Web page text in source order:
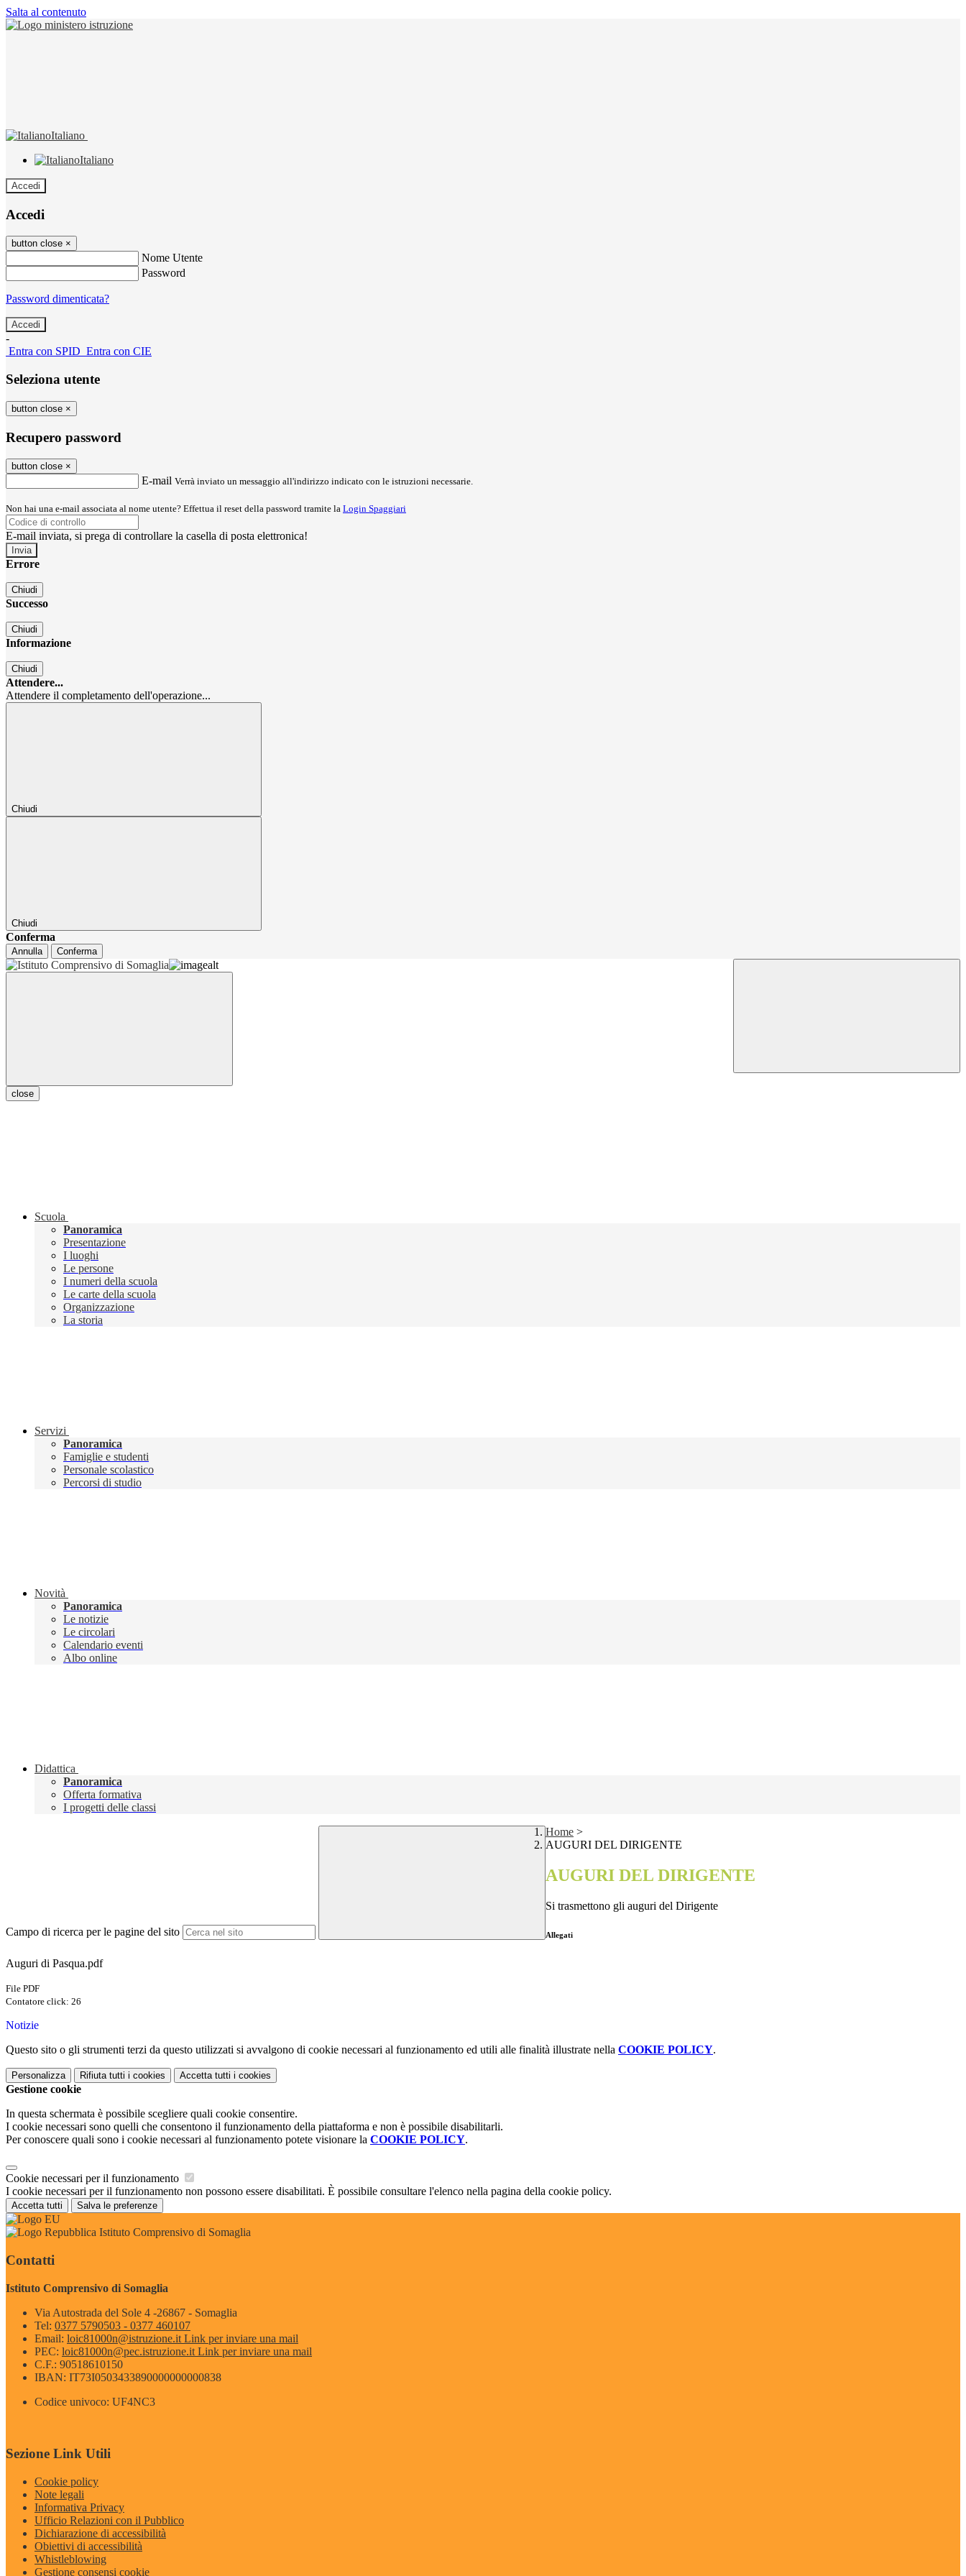
Salta al contenuto
Italiano
Italiano
Accedi
Accedi
button close ×
Nome Utente
Password
Password dimenticata?
-
Entra con SPID Entra con CIE
Seleziona utente
button close ×
Recupero password
button close ×
E-mail Verrà inviato un messaggio all'indirizzo indicato con le istruzioni necessarie.
Non hai una e-mail associata al nome utente? Effettua il reset della password tramite la Login Spaggiari
E-mail inviata, si prega di controllare la casella di posta elettronica!
Errore
Chiudi
Successo
Chiudi
Informazione
Chiudi
Attendere...
Attendere il completamento dell'operazione...
Chiudi
Chiudi
Conferma
Annulla Conferma
close
Scuola
Panoramica
Presentazione
I luoghi
Le persone
I numeri della scuola
Le carte della scuola
Organizzazione
La storia
Servizi
Panoramica
Famiglie e studenti
Personale scolastico
Percorsi di studio
Novità
Panoramica
Le notizie
Le circolari
Calendario eventi
Albo online
Didattica
Panoramica
Offerta formativa
I progetti delle classi
Campo di ricerca per le pagine del sito
Home >
AUGURI DEL DIRIGENTE
AUGURI DEL DIRIGENTE
Si trasmettono gli auguri del Dirigente
Allegati
Auguri di Pasqua.pdf
File PDF
Contatore click: 26
Notizie
Questo sito o gli strumenti terzi da questo utilizzati si avvalgono di cookie necessari al funzionamento ed utili alle finalità illustrate nella COOKIE POLICY.
Personalizza Rifiuta tutti i cookies Accetta tutti i cookies
Gestione cookie
In questa schermata è possibile scegliere quali cookie consentire.
I cookie necessari sono quelli che consentono il funzionamento della piattaforma e non è possibile disabilitarli.
Per conoscere quali sono i cookie necessari al funzionamento potete visionare la COOKIE POLICY.
Cookie necessari per il funzionamento
I cookie necessari per il funzionamento non possono essere disabilitati. È possibile consultare l'elenco nella pagina della cookie policy.
Accetta tutti Salva le preferenze
Istituto Comprensivo di Somaglia
Contatti
Istituto Comprensivo di Somaglia
Via Autostrada del Sole 4 -26867 - Somaglia
Tel: 0377 5790503 - 0377 460107
Email: loic81000n@istruzione.it Link per inviare una mail
PEC: loic81000n@pec.istruzione.it Link per inviare una mail
C.F.: 90518610150
IBAN: IT73I0503433890000000000838
Codice univoco: UF4NC3
Sezione Link Utili
Cookie policy
Note legali
Informativa Privacy
Ufficio Relazioni con il Pubblico
Dichiarazione di accessibilità
Obiettivi di accessibilità
Whistleblowing
Gestione consensi cookie